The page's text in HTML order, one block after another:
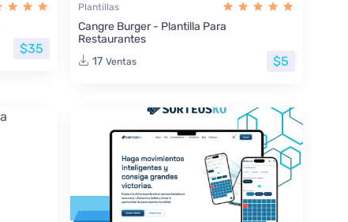
$35
Plantillas
Cangre Burger - Plantilla Para
Restaurantes
17 Ventas $5